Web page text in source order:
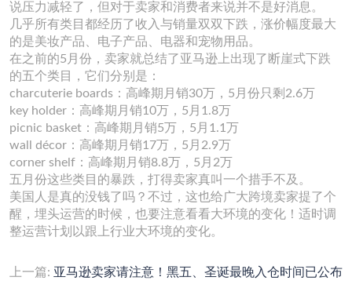
说压力减轻了，但对于卖家和消费者来说并不是好消息。
几乎所有类目都经历了收入与销量双双下跌，涨价幅度最大
的是美妆产品、电子产品、电器和宠物用品。
在之前的5月份，卖家就总结了亚马逊上出现了断崖式下跌
的五个类目，它们分别是：
charcuterie boards：高峰期月销30万，5月份只剩2.6万
key holder：高峰期月销10万，5月1.8万
picnic basket：高峰期月销5万，5月1.1万
wall décor：高峰期月销17万，5月2.9万
corner shelf：高峰期月销8.8万，5月2万
五月份这些类目的暴跌，打得卖家真叫一个措手不及。
美国人是真的没钱了吗？不过，这也给广大跨境卖家提了个
醒，埋头运营的时候，也要注意看看大环境的变化！适时调
整运营计划以跟上行业大环境的变化。
上一篇: 亚马逊卖家请注意！黑五、圣诞最晚入仓时间已公布